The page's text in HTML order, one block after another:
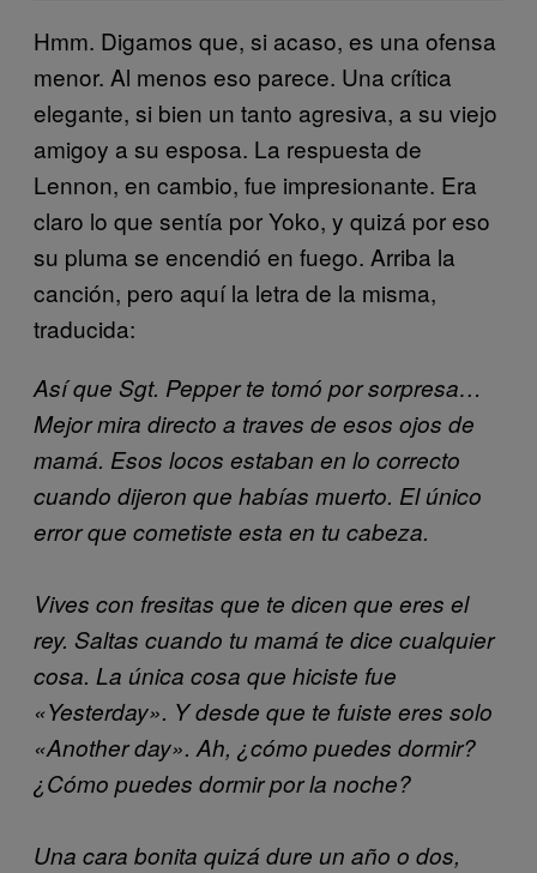
Hmm. Digamos que, si acaso, es una ofensa
menor. Al menos eso parece. Una crítica
elegante, si bien un tanto agresiva, a su viejo
amigoy a su esposa. La respuesta de
Lennon, en cambio, fue impresionante. Era
claro lo que sentía por Yoko, y quizá por eso
su pluma se encendió en fuego. Arriba la
canción, pero aquí la letra de la misma,
traducida:
Así que Sgt. Pepper te tomó por sorpresa…
Mejor mira directo a traves de esos ojos de
mamá. Esos locos estaban en lo correcto
cuando dijeron que habías muerto. El único
error que cometiste esta en tu cabeza.
Vives con fresitas que te dicen que eres el
rey. Saltas cuando tu mamá te dice cualquier
cosa. La única cosa que hiciste fue
«Yesterday». Y desde que te fuiste eres solo
«Another day». Ah, ¿cómo puedes dormir?
¿Cómo puedes dormir por la noche?
Una cara bonita quizá dure un año o dos,